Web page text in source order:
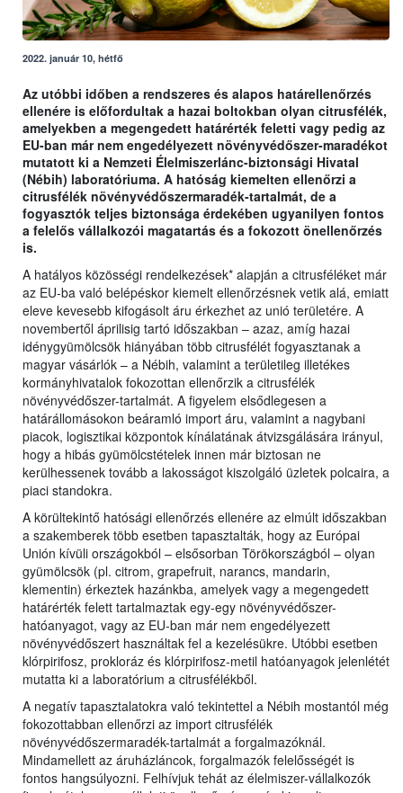
2022. január 10, hétfő
Az utóbbi időben a rendszeres és alapos határellenőrzés
ellenére is előfordultak a hazai boltokban olyan citrusfélék,
amelyekben a megengedett határérték feletti vagy pedig az
EU-ban már nem engedélyezett növényvédőszer-maradékot
mutatott ki a Nemzeti Élelmiszerlánc-biztonsági Hivatal
(Nébih) laboratóriuma. A hatóság kiemelten ellenőrzi a
citrusfélék növényvédőszermaradék-tartalmát, de a
fogyasztók teljes biztonsága érdekében ugyanilyen fontos
a felelős vállalkozói magatartás és a fokozott önellenőrzés
is.
A hatályos közösségi rendelkezések* alapján a citrusféléket már
az EU-ba való belépéskor kiemelt ellenőrzésnek vetik alá, emiatt
eleve kevesebb kifogásolt áru érkezhet az unió területére. A
novembertől áprilisig tartó időszakban – azaz, amíg hazai
idénygyümölcsök hiányában több citrusfélét fogyasztanak a
magyar vásárlók – a Nébih, valamint a területileg illetékes
kormányhivatalok fokozottan ellenőrzik a citrusfélék
növényvédőszer-tartalmát. A figyelem elsődlegesen a
határállomásokon beáramló import áru, valamint a nagybani
piacok, logisztikai központok kínálatának átvizsgálására irányul,
hogy a hibás gyümölcstételek innen már biztosan ne
kerülhessenek tovább a lakosságot kiszolgáló üzletek polcaira, a
piaci standokra.
A körültekintő hatósági ellenőrzés ellenére az elmúlt időszakban
a szakemberek több esetben tapasztalták, hogy az Európai
Unión kívüli országokból – elsősorban Törökországból – olyan
gyümölcsök (pl. citrom, grapefruit, narancs, mandarin,
klementin) érkeztek hazánkba, amelyek vagy a megengedett
határérték felett tartalmaztak egy-egy növényvédőszer-
hatóanyagot, vagy az EU-ban már nem engedélyezett
növényvédőszert használtak fel a kezelésükre. Utóbbi esetben
klórpirifosz, prokloráz és klórpirifosz-metil hatóanyagok jelenlétét
mutatta ki a laboratórium a citrusfélékből.
A negatív tapasztalatokra való tekintettel a Nébih mostantól még
fokozottabban ellenőrzi az import citrusfélék
növényvédőszermaradék-tartalmát a forgalmazóknál.
Mindamellett az áruházláncok, forgalmazók felelősségét is
fontos hangsúlyozni. Felhívjuk tehát az élelmiszer-vállalkozók